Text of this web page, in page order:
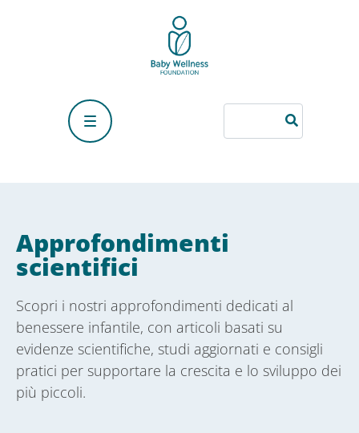
Approfondimenti
scientifici
Scopri i nostri approfondimenti dedicati al
benessere infantile, con articoli basati su
evidenze scientifiche, studi aggiornati e consigli
pratici per supportare la crescita e lo sviluppo dei
più piccoli.